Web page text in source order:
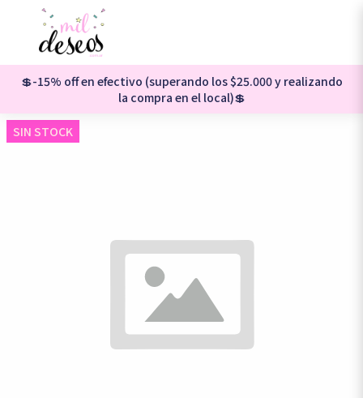
💲-15% off en efectivo (superando los $25.000 y realizando
la compra en el local)💲
SIN STOCK